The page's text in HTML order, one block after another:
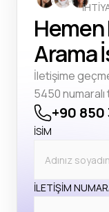
Arama
İletişime
5450
+90 850
İSİM
İLETİŞİM